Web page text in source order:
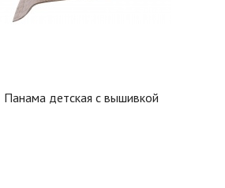
Панама детская с вышивкой